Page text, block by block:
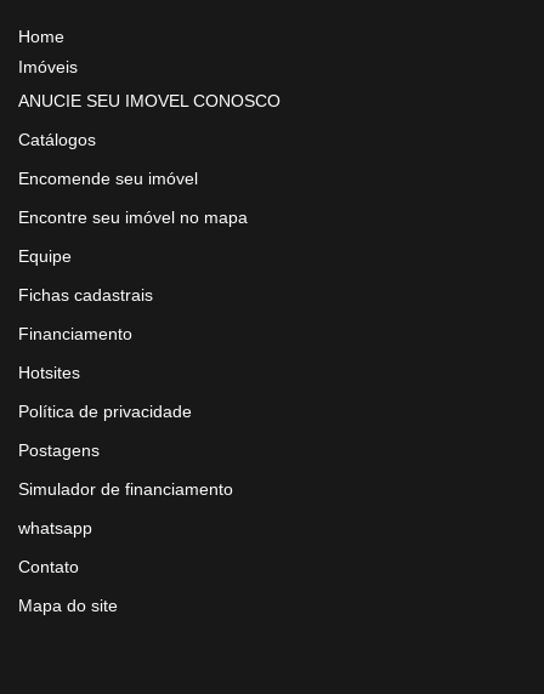
Home
Imóveis
ANUCIE SEU IMOVEL CONOSCO
Catálogos
Encomende seu imóvel
Encontre seu imóvel no mapa
Equipe
Fichas cadastrais
Financiamento
Hotsites
Política de privacidade
Postagens
Simulador de financiamento
whatsapp
Contato
Mapa do site